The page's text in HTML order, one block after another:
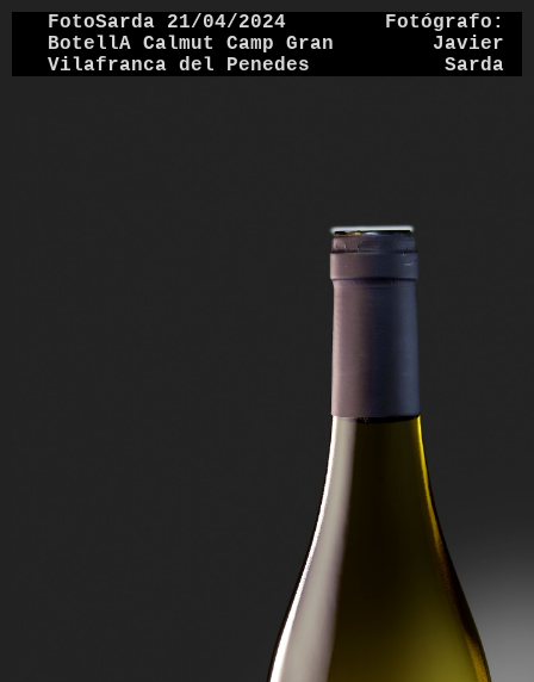
FotoSarda 21/04/2024
BotellA Calmut Camp Gran
Vilafranca del Penedes
Fotógrafo:
Javier
Sarda